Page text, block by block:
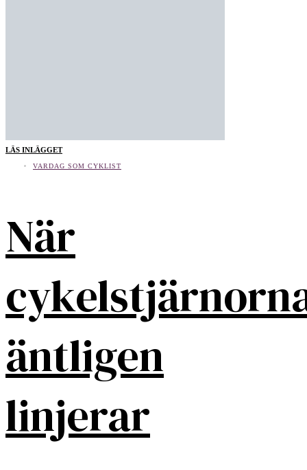
LÄS INLÄGGET
VARDAG SOM CYKLIST
När
äntligen
linjerar